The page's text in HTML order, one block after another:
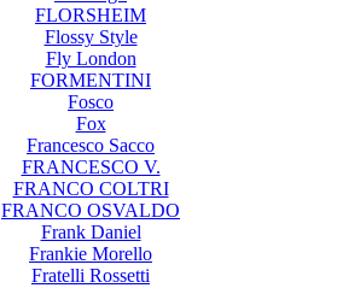
FLORSHEIM
Flossy Style
Fly London
FORMENTINI
Fosco
Fox
Francesco Sacco
FRANCESCO V.
FRANCO COLTRI
FRANCO OSVALDO
Frank Daniel
Frankie Morello
Fratelli Rossetti